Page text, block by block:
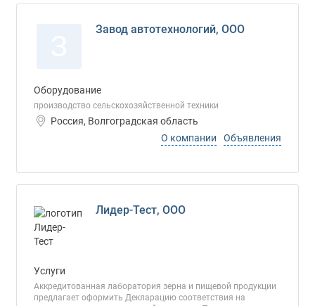
Завод автотехнологий, ООО
Оборудование
производство сельскохозяйственной техники
Россия, Волгоградская область
О компании
Объявления
Лидер-Тест, ООО
Услуги
Аккредитованная лаборатория зерна и пищевой продукции
предлагает оформить Декларацию соответствия на